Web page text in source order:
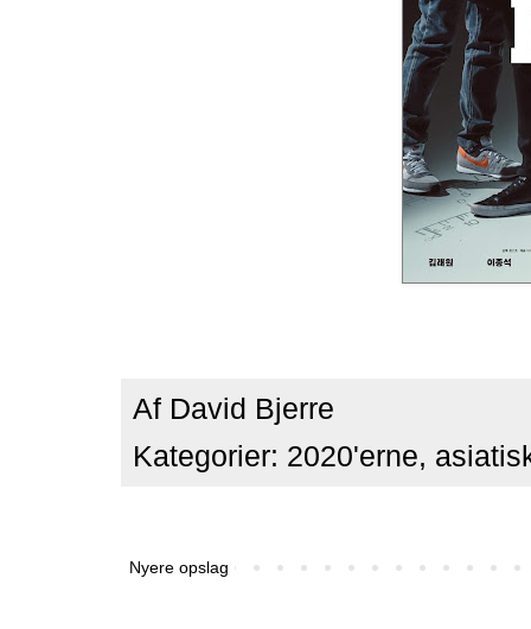
Af David Bjerre
Kategorier: 2020'erne,
Nyere opslag